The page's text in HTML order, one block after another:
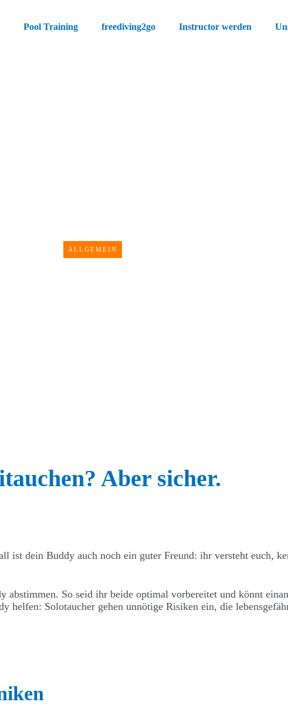
Pool Training freediving2go Instructor werden
ALLGEMEIN
Aber sicher.
ist dein Buddy auch noch ein guter Freund: ihr versteht euch,
abstimmen. So seid ihr beide optimal vorbereitet und könnt
helfen: Solotaucher gehen unnötige Risiken ein, die